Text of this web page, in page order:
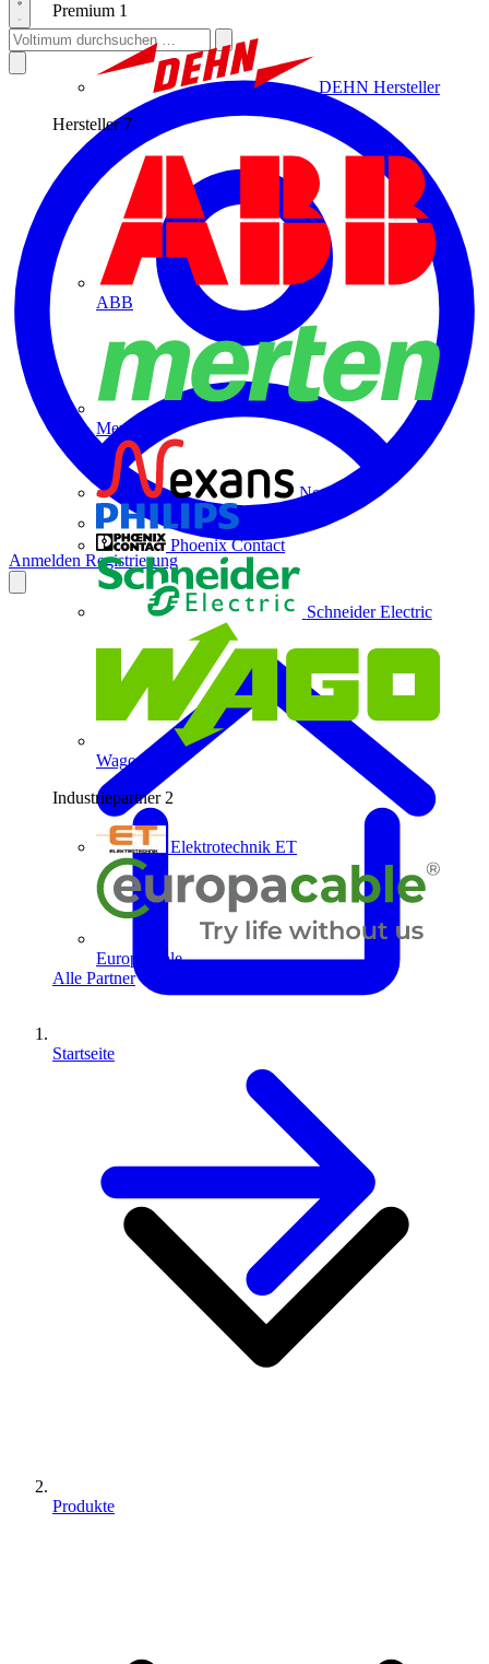
Premium 1
DEHN Hersteller
Hersteller 7
ABB
Merten
Nexans
Phoenix Contact
Schneider Electric
Wago
Industriepartner 2
Elektrotechnik ET
Europacable
Alle Partner
Anmelden Registrierung
Startseite
Produkte